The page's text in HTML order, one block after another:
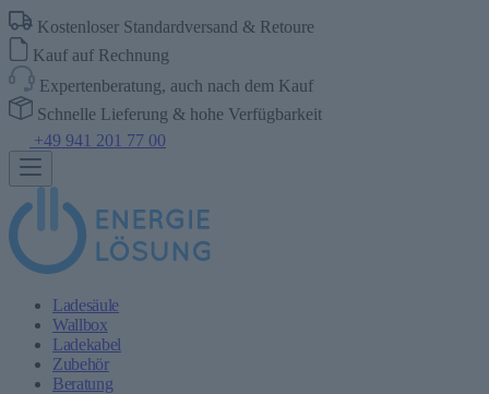
Kostenloser Standardversand & Retoure
Kauf auf Rechnung
Expertenberatung, auch nach dem Kauf
Schnelle Lieferung & hohe Verfügbarkeit
+49 941 201 77 00
Ladesäule
Wallbox
Ladekabel
Zubehör
Beratung